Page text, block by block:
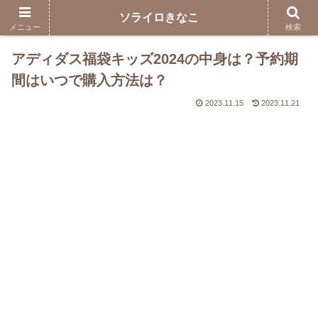
アディダス福袋キッズ2024の中身は？予約期
間はいつで購入方法は？
2023.11.15 2023.11.21
メニュー
ソライロきなこ
検索